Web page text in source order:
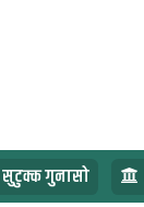
सुटुक्क गुनासो